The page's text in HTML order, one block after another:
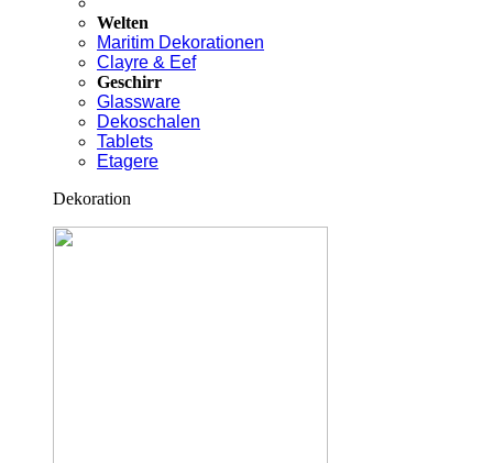
Welten
Maritim Dekorationen
Clayre & Eef
Geschirr
Glassware
Dekoschalen
Tablets
Etagere
Dekoration